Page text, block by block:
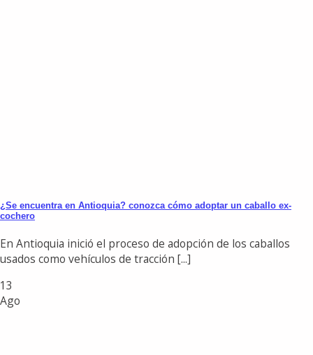
¿Se encuentra en Antioquia? conozca cómo adoptar un caballo ex-
cochero
En Antioquia inició el proceso de adopción de los caballos
usados como vehículos de tracción [...]
13
Ago